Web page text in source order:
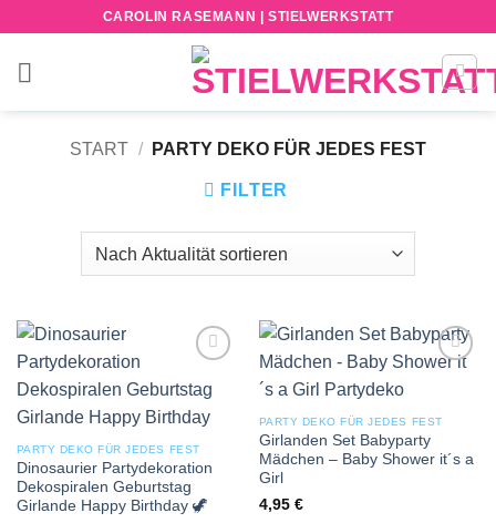
springen
CAROLIN RASEMANN | STIELWERKSTATT
START / PARTY DEKO FÜR JEDES FEST
FILTER
wishlist
PARTY DEKO FÜR JEDES FEST
Dinosaurier Partydekoration
Dekospiralen Geburtstag
Girlande Happy Birthday 🦖
PARTY DEKO FÜR JEDES FEST
Girlanden Set Babyparty
Mädchen – Baby Shower it´s a
Girl
4,95 €